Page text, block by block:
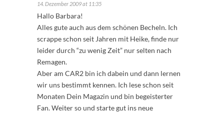
14. Dezember 2009 at 11:35
Hallo Barbara!
Alles gute auch aus dem schönen Becheln. Ich
scrappe schon seit Jahren mit Heike, finde nur
leider durch “zu wenig Zeit” nur selten nach
Remagen.
Aber am CAR2 bin ich dabein und dann lernen
wir uns bestimmt kennen. Ich lese schon seit
Monaten Dein Magazin und bin begeisterter
Fan. Weiter so und starte gut ins neue